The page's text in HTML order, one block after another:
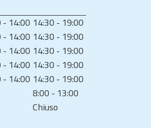
- 14:00 14:30 - 19:00
- 14:00 14:30 - 19:00
- 14:00 14:30 - 19:00
- 14:00 14:30 - 19:00
- 14:00 14:30 - 19:00
8:00 - 13:00
Chiuso